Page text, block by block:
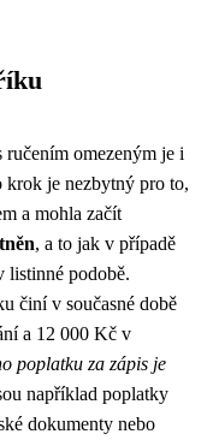
ručením omezeným je i
krok je nezbytný pro to,
a mohla začít
, a to jak v případě
listinné podobě.
činí v současné době
a 12 000 Kč v
poplatku za zápis je
například poplatky
dokumenty nebo